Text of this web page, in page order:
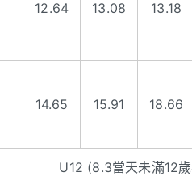
12.64 13.08 13.18
14.65 15.91 18.66
U12 (8.3當天未滿12